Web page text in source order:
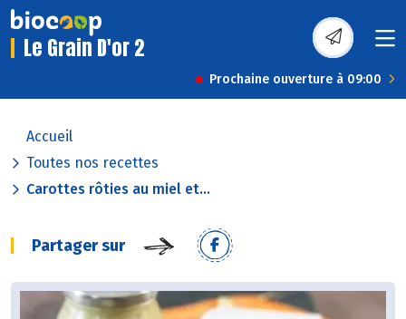
Le Grain D'or 2
Prochaine ouverture à 09:00
Accueil
Toutes nos recettes
Carottes rôties au miel et...
Partager sur